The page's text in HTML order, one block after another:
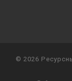
© 2026